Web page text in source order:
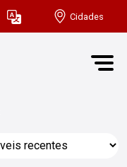
Cidades